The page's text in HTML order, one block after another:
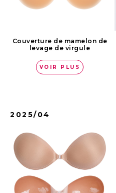
Couverture de mamelon de
levage de virgule
VOIR PLUS
2025/04